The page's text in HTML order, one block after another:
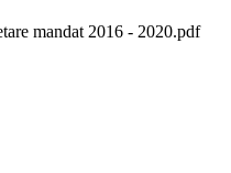
mandat 2016 - 2020.pdf